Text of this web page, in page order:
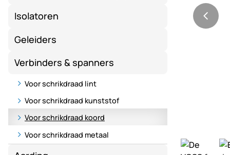
Isolatoren
Geleiders
Verbinders & spanners
Voor schrikdraad lint
Voor schrikdraad kunststof
Voor schrikdraad koord
Voor schrikdraad metaal